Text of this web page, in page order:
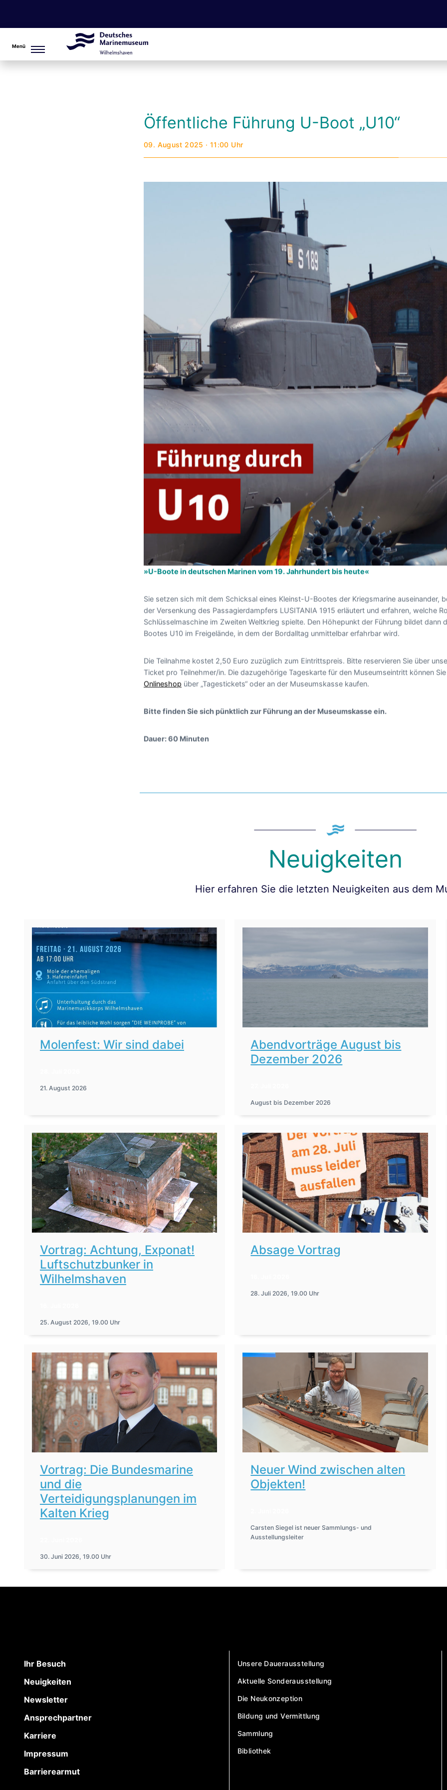
Menü
Öffentliche Führung U-Boot „U10“
09. August 2025 · 11:00 Uhr
»U-Boote in deutschen Marinen vom 19. Jahrhundert bis heute«
Sie setzen sich mit dem Schicksal eines Kleinst-U-Bootes der Kriegsmarine auseinander,
der Versenkung des Passagierdampfers LUSITANIA 1915 erläutert und erfahren, welche
Schlüsselmaschine im Zweiten Weltkrieg spielte. Den Höhepunkt der Führung bildet dann
Bootes U10 im Freigelände, in dem der Bordalltag unmittelbar erfahrbar wird.
Die Teilnahme kostet 2,50 Euro zuzüglich zum Eintrittspreis. Bitte reservieren Sie über
Ticket pro Teilnehmer/in. Die dazugehörige Tageskarte für den Museumseintritt können
Onlineshop über „Tagestickets“ oder an der Museumskasse kaufen.
Bitte finden Sie sich pünktlich zur Führung an der Museumskasse ein.
Dauer: 60 Minuten
Neuigkeiten
Hier erfahren Sie die letzten Neuigkeiten aus dem
Molenfest: Wir sind dabei
21. August 2026
Abendvorträge August bis
Dezember 2026
August bis Dezember 2026
Vortrag: Achtung, Exponat!
Luftschutzbunker in
Wilhelmshaven
25. August 2026, 19.00 Uhr
Absage Vortrag
28. Juli 2026, 19.00 Uhr
Vortrag: Die Bundesmarine
und die
Verteidigungsplanungen im
Kalten Krieg
30. Juni 2026, 19.00 Uhr
Neuer Wind zwischen alten
Objekten!
Carsten Siegel ist neuer Sammlungs- und
Ausstellungsleiter
Ihr Besuch
Neuigkeiten
Newsletter
Ansprechpartner
Karriere
Impressum
Barrierearmut
Unsere Dauerausstellung
Aktuelle Sonderausstellung
Die Neukonzeption
Bildung und Vermittlung
Sammlung
Bibliothek